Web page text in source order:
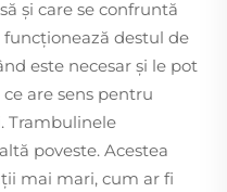
și care se confruntă
destul de
este necesar și le pot
are sens pentru
Trambulinele
poveste. Acestea
mai mari, cum ar fi